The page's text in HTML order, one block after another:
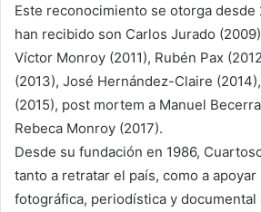
Este reconocimiento se otorga desde
han recibido son Carlos Jurado
Víctor Monroy (2011), Rubén Pax
(2013), José Hernández-Claire
(2015), post mortem a Manuel
Rebeca Monroy (2017).
Desde su fundación en 1986,
tanto a retratar el país, como a apoyar
fotográfica, periodística y documental